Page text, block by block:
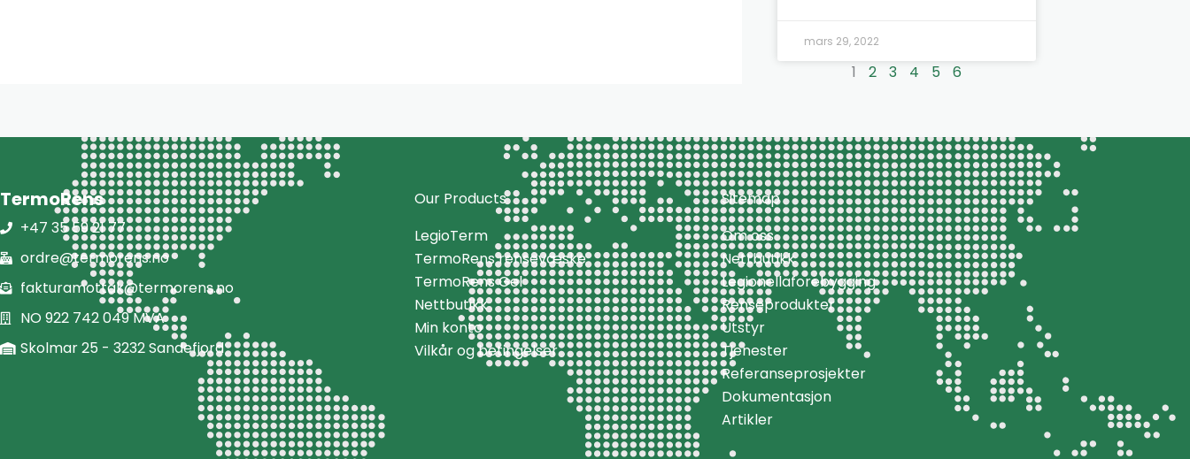
mars 29, 2022
1 2 3 4 5 6
TermoRens
+47 35 59 21 77
ordre@termorens.no
fakturamottak@termorens.no
NO 922 742 049 MVA
Skolmar 25 - 3232 Sandefjord
Our Products
LegioTerm
TermoRens rensevæske
TermoRens Gel
Nettbutikk
Min konto
Vilkår og betingelser
Sitemap
Om oss
Nettbutikk
Legionellaforebygging
Renseprodukter
Utstyr
Tjenester
Referanseprosjekter
Dokumentasjon
Artikler